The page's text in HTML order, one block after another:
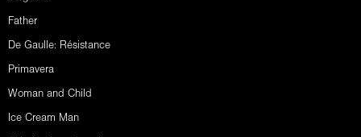
Father
De Gaulle: Résistance
Primavera
Woman and Child
Ice Cream Man